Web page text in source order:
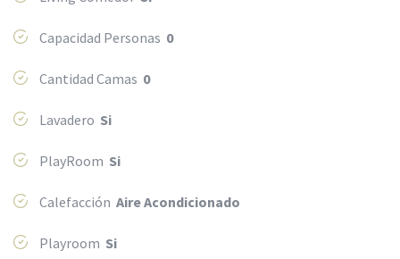
Capacidad Personas 0
Cantidad Camas 0
Lavadero Si
PlayRoom Si
Calefacción Aire Acondicionado
Playroom Si